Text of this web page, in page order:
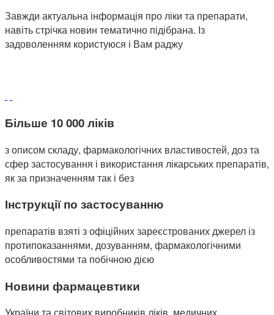
Завжди актуальна інформація про ліки та препарати,
навіть стрічка новин тематично підібрана. Із
задоволенням користуюся і Вам раджу
Більше 10 000 ліків
з описом складу, фармакологічних властивостей, доз та
сфер застосування і використання лікарських препаратів,
як за призначенням так і без
Інструкції по застосуванню
препаратів взяті з офіційних зареєстрованих джерел із
протипоказаннями, дозуванням, фармакологічними
особливостями та побічною дією
Новини фармацевтики